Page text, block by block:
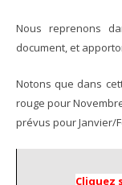
Nous reprenons
document, et
Notons que dans
rouge pour
prévus pour Janvier/
Cliquez